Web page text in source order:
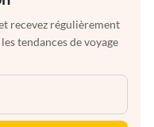
recevez régulièrement
tendances de voyage